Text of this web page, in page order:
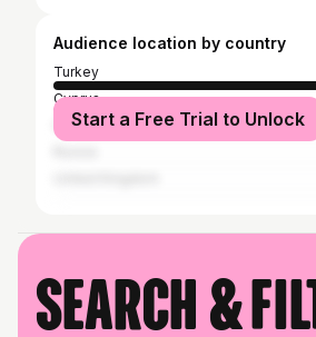
Audience location by country
Turkey
Cyprus
Germany
Start a Free Trial to Unlock
Search &